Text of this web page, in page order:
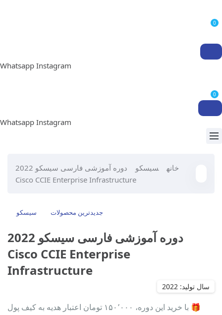
0
Whatsapp Instagram
0
Whatsapp Instagram
خانه سیسکو
دوره آموزشی فارسی سیسکو 2022
Cisco CCIE Enterprise Infrastructure
جدیدترین محصولات سیسکو
دوره آموزشی فارسی سیسکو 2022
Cisco CCIE Enterprise
Infrastructure
🎁 با خرید این دوره، ۱۵۰٬۰۰۰ تومان اعتبار هدیه به کیف پول